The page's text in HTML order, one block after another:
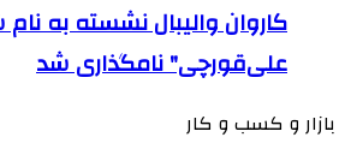
کاروان والیبال نشسته به
علی‌قورچی" نامگذاری شد
بازار و کسب و کار